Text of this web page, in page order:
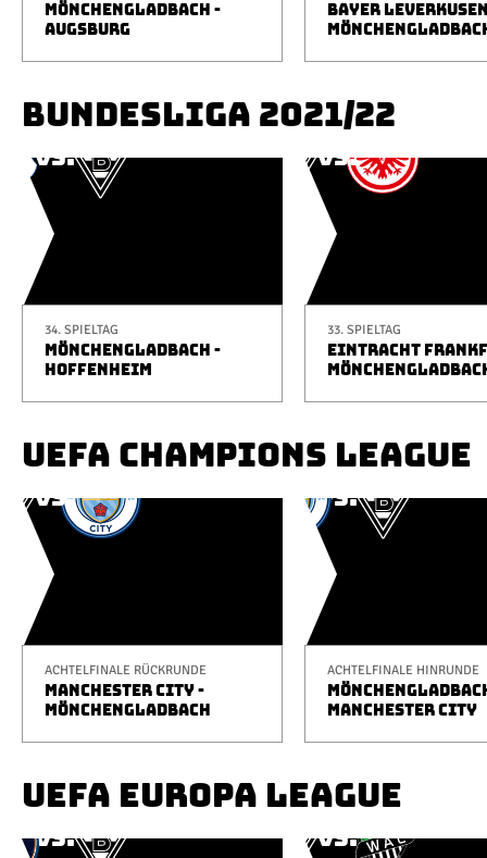
MÖNCHENGLADBACH -
AUGSBURG
BAYER
BUNDESLIGA 2021/22
34. SPIELTAG
MÖNCHENGLADBACH -
HOFFENHEIM
33. SPIELTAG
EINTRACHT
UEFA CHAMPIONS LEAGUE
ACHTELFINALE RÜCKRUNDE
MANCHESTER CITY -
MÖNCHENGLADBACH
ACHTELFINALE HINRUNDE
MANCHESTER CITY
UEFA EUROPA LEAGUE